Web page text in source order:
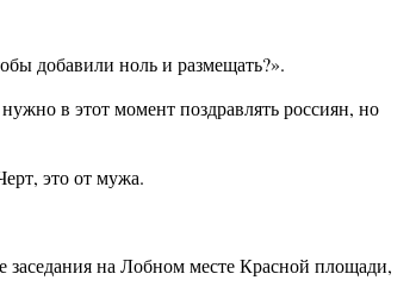
добавили ноль и размещать?».
в этот момент поздравлять россиян, но
это от мужа.
на Лобном месте Красной площади,